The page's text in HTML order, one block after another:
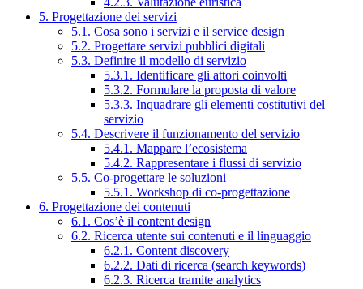
5. Progettazione dei servizi
5.1. Cosa sono i servizi e il service design
5.2. Progettare servizi pubblici digitali
5.3. Definire il modello di servizio
5.3.1. Identificare gli attori coinvolti
5.3.2. Formulare la proposta di valore
5.3.3. Inquadrare gli elementi costitutivi del
servizio
5.4. Descrivere il funzionamento del servizio
5.4.1. Mappare l’ecosistema
5.4.2. Rappresentare i flussi di servizio
5.5. Co-progettare le soluzioni
5.5.1. Workshop di co-progettazione
6. Progettazione dei contenuti
6.1. Cos’è il content design
6.2. Ricerca utente sui contenuti e il linguaggio
6.2.1. Content discovery
6.2.2. Dati di ricerca (search keywords)
6.2.3. Ricerca tramite analytics